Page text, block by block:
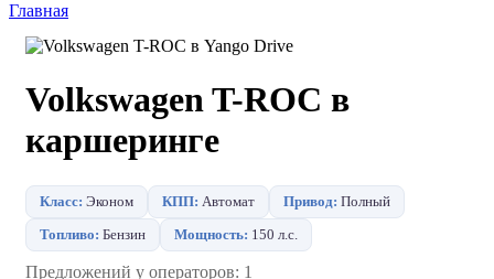
Главная
Volkswagen T-ROC в
каршеринге
Класс: Эконом КПП: Автомат Привод: Полный
Топливо: Бензин Мощность: 150 л.с.
Предложений у операторов: 1